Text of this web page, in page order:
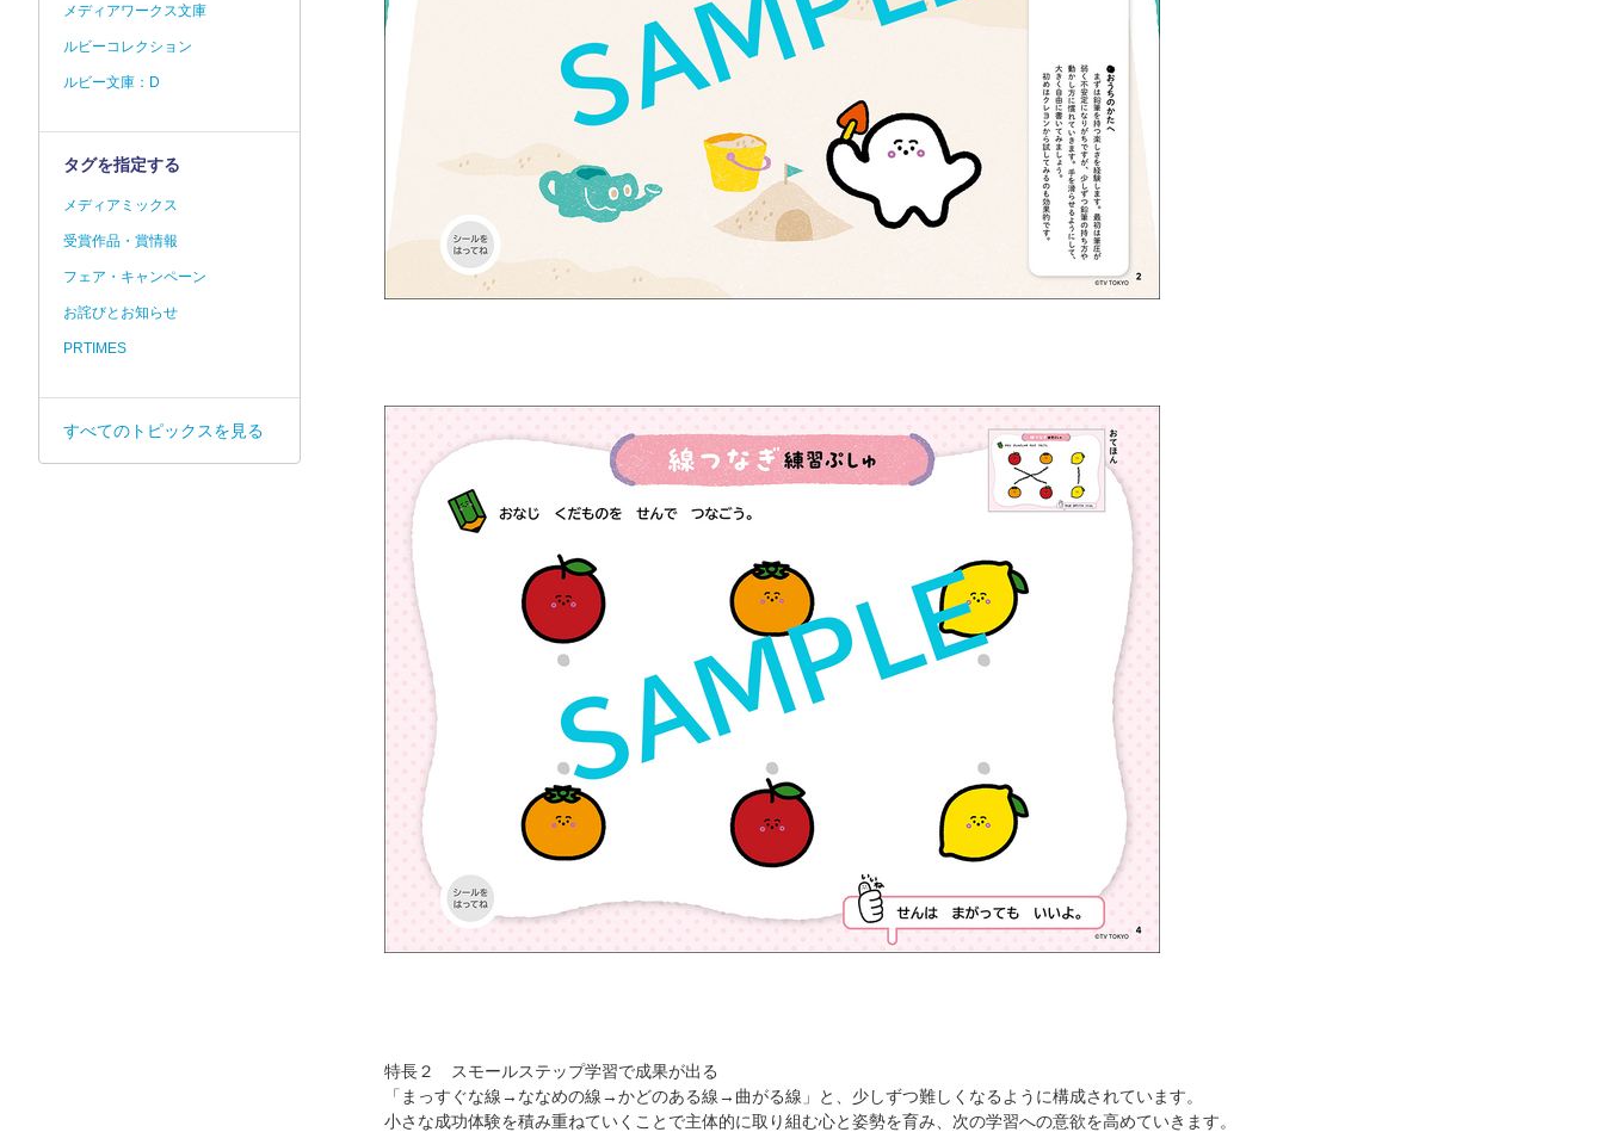
特長２ スモールステップ学習で成果が出る
「まっすぐな線→ななめの線→かどのある線→曲がる線」と、少しずつ難しくなるように構成されています。
小さな成功体験を積み重ねていくことで主体的に取り組む心と姿勢を育み、次の学習への意欲を高めていきます。
メディアワークス文庫
ルビーコレクション
ルビー文庫：D
タグを指定する
メディアミックス
受賞作品・賞情報
フェア・キャンペーン
お詫びとお知らせ
PRTIMES
すべてのトピックスを見る